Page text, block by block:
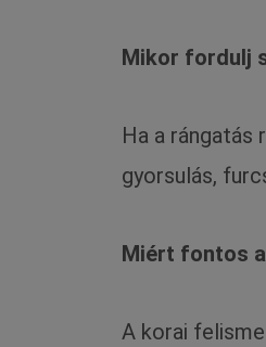
Mikor fordulj
Ha a
gyorsulás,
Miért fontos
A korai